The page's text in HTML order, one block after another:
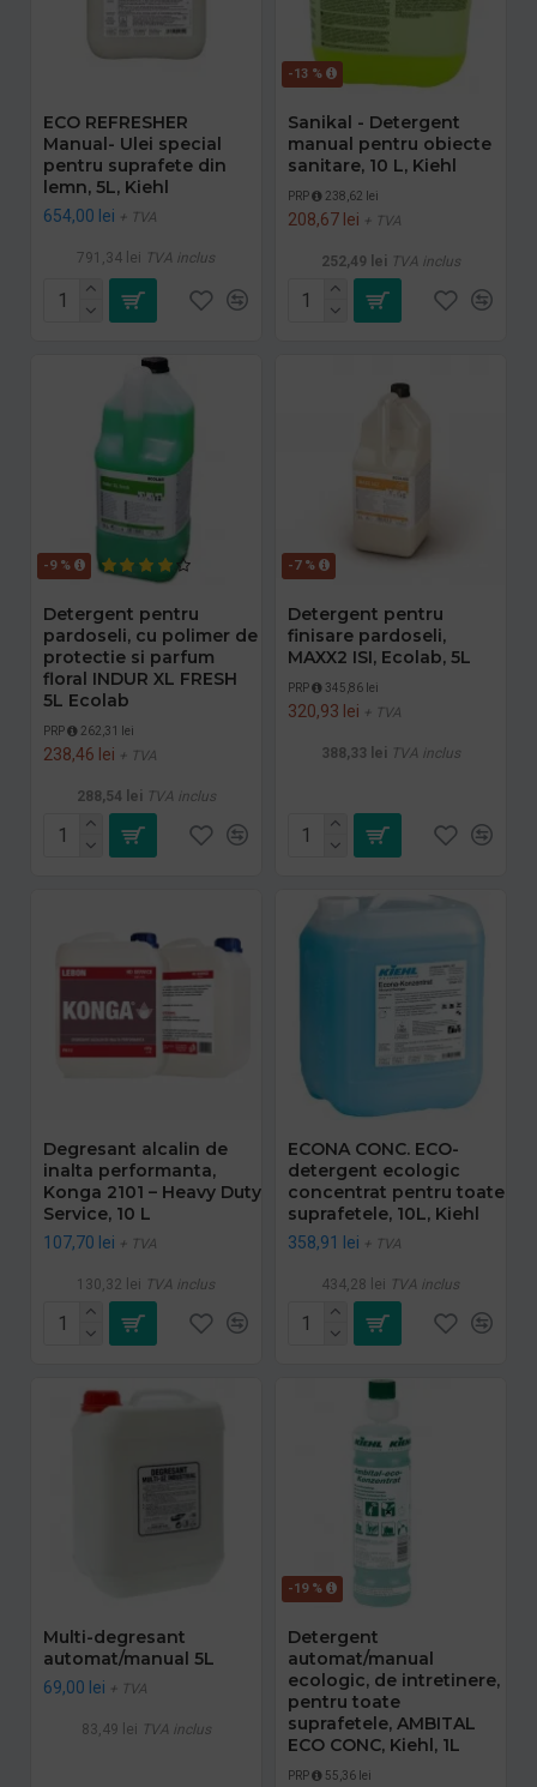
ECO REFRESHER
Manual- Ulei special
pentru suprafete din
lemn, 5L, Kiehl
654,00 lei + TVA
791,34 lei TVA inclus
-13 %
Sanikal - Detergent
manual pentru obiecte
sanitare, 10 L, Kiehl
PRP 238,62 lei
208,67 lei + TVA
252,49 lei TVA inclus
-9 %
Detergent pentru
pardoseli, cu polimer de
protectie si parfum
floral INDUR XL FRESH
5L Ecolab
PRP 262,31 lei
238,46 lei + TVA
288,54 lei TVA inclus
-7 %
Detergent pentru
finisare pardoseli,
MAXX2 ISI, Ecolab, 5L
PRP 345,86 lei
320,93 lei + TVA
388,33 lei TVA inclus
Degresant alcalin de
inalta performanta,
Konga 2101 – Heavy Duty
Service, 10 L
107,70 lei + TVA
130,32 lei TVA inclus
ECONA CONC. ECO-
detergent ecologic
concentrat pentru toate
suprafetele, 10L, Kiehl
358,91 lei + TVA
434,28 lei TVA inclus
Multi-degresant
automat/manual 5L
69,00 lei + TVA
83,49 lei TVA inclus
-19 %
Detergent
automat/manual
ecologic, de intretinere,
pentru toate
suprafetele, AMBITAL
ECO CONC, Kiehl, 1L
PRP 55,36 lei